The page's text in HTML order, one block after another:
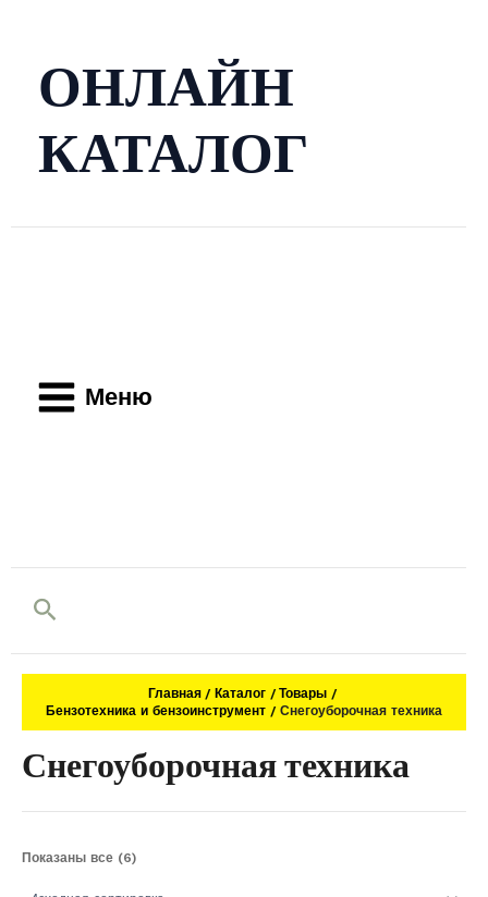
ОНЛАЙН
КАТАЛОГ
Меню
Поиск
Главная Каталог
Товары
Бензотехника и бензоинструмент
Снегоуборочная техника
Снегоуборочная техника
Показаны все (6)